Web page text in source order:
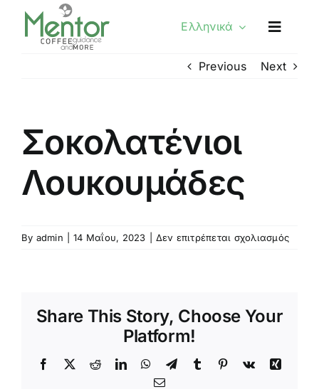
Ελληνικά
Previous Next
Σοκολατένιοι
Λουκουμάδες
By admin 14 Μαΐου, 2023 Δεν επιτρέπεται σχολιασμόςστο
Share This Story, Choose Your
Platform!
Facebook
TwitterRedditLinkedInWhatsApp
TelegramTumblr Pinterest
Vk
Xing
Email